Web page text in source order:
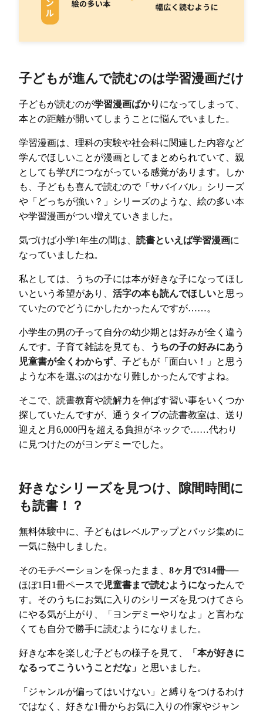
子どもが進んで読むのは学習漫画だけ
子どもが読むのが学習漫画ばかり になってしまって、
本との距離が開いてしまうことに悩んでいました。
学習漫画は、理科の実験や社会科に関連した内容など
学んでほしいことが漫画としてまとめられていて、親
としても学びにつながっている感覚があります。しか
も、子どもも喜んで読むので「サバイバル」シリーズ
や「どっちが強い？」シリーズのような、絵の多い本
や学習漫画がつい増えていきました。
気づけば小学1年生の間は、 読書といえば学習漫画に
なっていましたね。
私としては、うちの子には本が好きな子になってほし
いという希望があり、 活字の本も読んでほしいと思っ
ていたのでどうにかしたかったんですが……。
小学生の男の子って自分の幼少期とは好みが全く違う
んです。子育て雑誌を見ても、
うちの子の好みにあう
児童書が全くわからず 、子どもが「面白い！」と思う
ような本を選ぶのはかなり難しかったんですよね。
そこで、読書教育や読解力を伸ばす習い事をいくつか
探していたんですが、通うタイプの読書教室は、送り
迎えと月6,000円を超える負担がネックで……代わり
に見つけたのがヨンデミーでした。
好きなシリーズを見つけ、隙間時間に
も読書！？
無料体験中に、子どもはレベルアップとバッジ集めに
一気に熱中しました。
そのモチベーションを保ったまま、 8ヶ月で314冊──
ほぼ1日1冊ペースで児童書まで読むようになったんで
す。そのうちにお気に入りのシリーズを見つけてさら
にやる気が上がり、「ヨンデミーやりなよ」と言わな
くても自分で勝手に読むようになりました。
好きな本を楽しむ子どもの様子を見て、
「本が好きに
なるってこういうことだな」 と思いました。
「ジャンルが偏ってはいけない」と縛りをつけるわけ
ではなく、好きな1冊からお気に入りの作家やジャン